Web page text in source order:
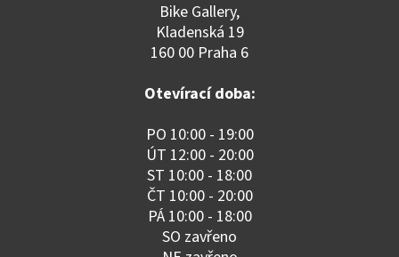
Bike Gallery,
Kladenská 19
160 00 Praha 6
Otevírací doba:
PO 10:00 - 19:00
ÚT 12:00 - 20:00
ST 10:00 - 18:00
ČT 10:00 - 20:00
PÁ 10:00 - 18:00
SO zavřeno